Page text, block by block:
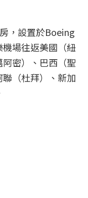
，設置於Boeing
場往返美國（紐
密）、巴西（聖
（杜拜）、新加